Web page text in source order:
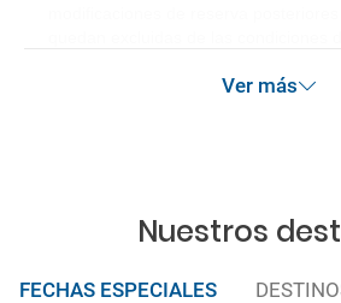
Ver más
Nuestros
FECHAS ESPECIALES